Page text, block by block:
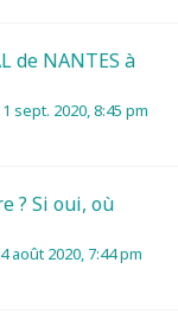
de NANTES à
sept. 2020, 8:45 pm
? Si oui, où
août 2020, 7:44 pm